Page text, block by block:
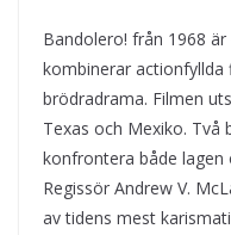
Bandolero! från 1968
kombinerar
brödradrama. Filmen
Texas och Mexiko. Två
konfrontera både lagen
Regissör Andrew V.
av tidens mest